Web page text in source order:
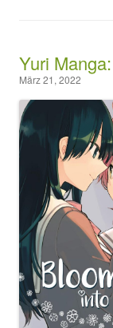
Yuri
März 21, 2022